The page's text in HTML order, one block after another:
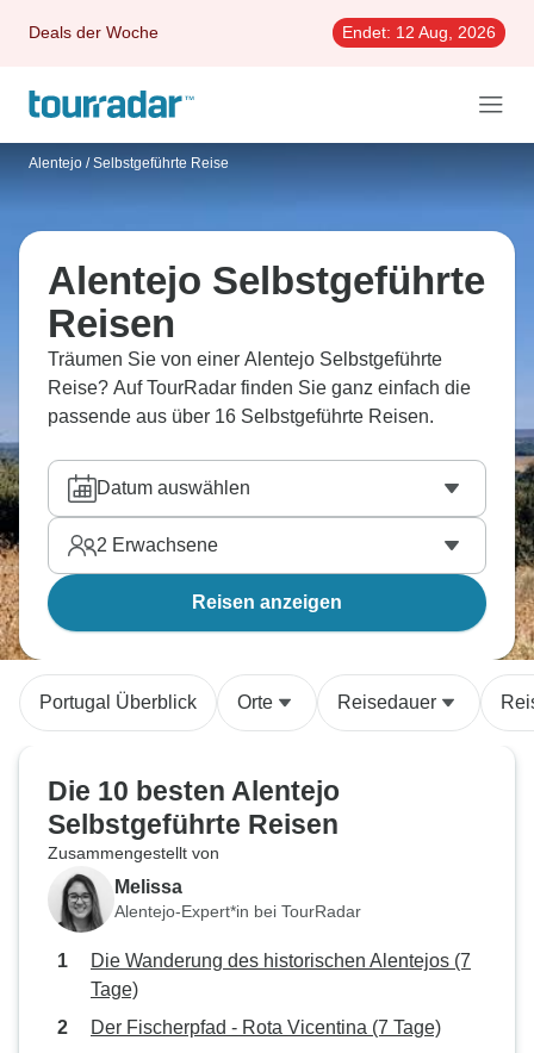
Deals der Woche Endet: 12 Aug, 2026
Alentejo / Selbstgeführte Reise
Alentejo Selbstgeführte
Reisen
Träumen Sie von einer Alentejo Selbstgeführte
Reise? Auf TourRadar finden Sie ganz einfach die
passende aus über 16 Selbstgeführte Reisen.
Datum auswählen
2 Erwachsene
Reisen anzeigen
Portugal Überblick Orte Reisedauer
Die 10 besten Alentejo
Selbstgeführte Reisen
Zusammengestellt von
Melissa
Alentejo-Expert*in bei TourRadar
Die Wanderung des historischen Alentejos (7
Tage)
Der Fischerpfad - Rota Vicentina (7 Tage)